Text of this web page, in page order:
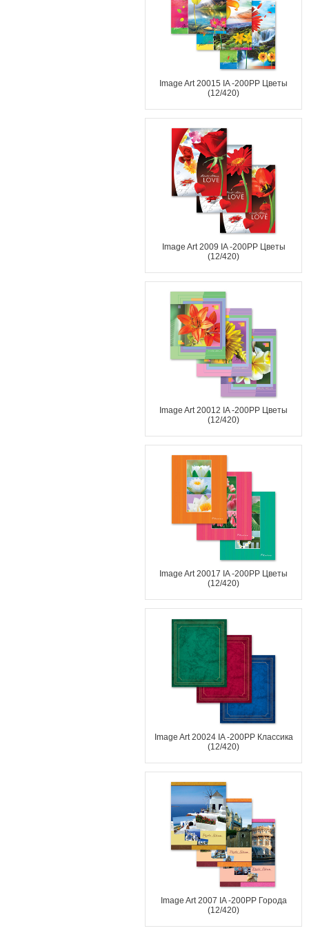
Image Art 20015 IA -200PP Цветы
(12/420)
Image Art 2009 IA -200PP Цветы
(12/420)
Image Art 20012 IA -200PP Цветы
(12/420)
Image Art 20017 IA -200PP Цветы
(12/420)
Image Art 20024 IA -200PP Классика
(12/420)
Image Art 2007 IA -200PP Города
(12/420)